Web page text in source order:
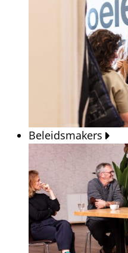
Beleidsmakers